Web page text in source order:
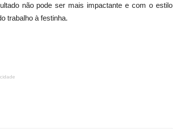
não pode ser mais impactante e com o estilo
trabalho à festinha.